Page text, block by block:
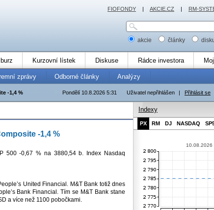
akcie články
Kurzovní lístek Diskuse Rádce investora
zprávy Odborné články Analýzy
Uživatel nepřihlášen | Přihlásit se
Pondělí 10.8.2026 5:31
-1,4 %
-1,4 %
500 -0,67 % na 3880,54 b. Index Nasdaq
United Financial. M&T Bank totiž dnes
Bank Financial. Tím se M&T Bank stane
a více než 1100 pobočkami.
Indexy
PX RM DJ NASDAQ
10.08.2026
FIOFONDY | AKCIE.CZ | RM-